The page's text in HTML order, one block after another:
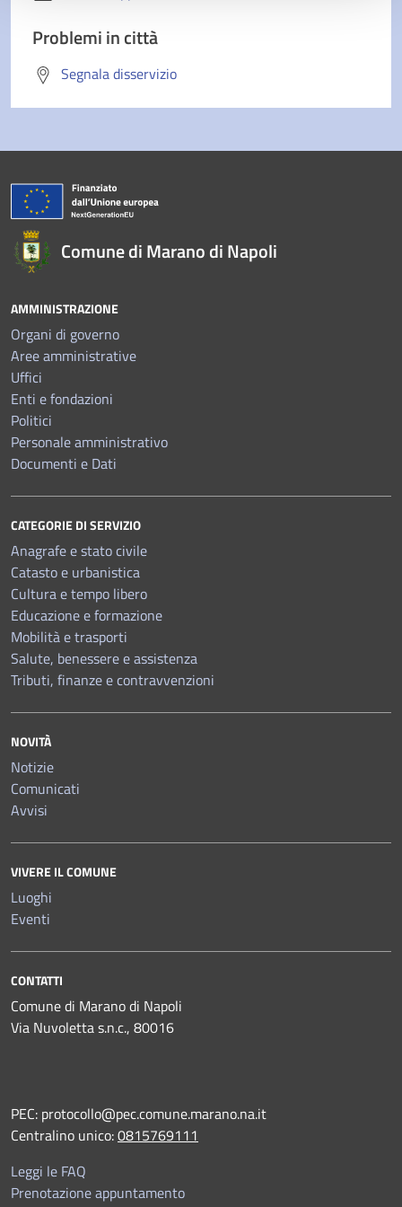
Problemi in città
Segnala disservizio
Comune di Marano di Napoli
AMMINISTRAZIONE
Organi di governo
Aree amministrative
Uffici
Enti e fondazioni
Politici
Personale amministrativo
Documenti e Dati
CATEGORIE DI SERVIZIO
Anagrafe e stato civile
Catasto e urbanistica
Cultura e tempo libero
Educazione e formazione
Mobilità e trasporti
Salute, benessere e assistenza
Tributi, finanze e contravvenzioni
NOVITÀ
Notizie
Comunicati
Avvisi
VIVERE IL COMUNE
Luoghi
Eventi
CONTATTI
Comune di Marano di Napoli
Via Nuvoletta s.n.c., 80016
PEC: protocollo@pec.comune.marano.na.it
Centralino unico:0815769111
Leggi le FAQ
Prenotazione appuntamento